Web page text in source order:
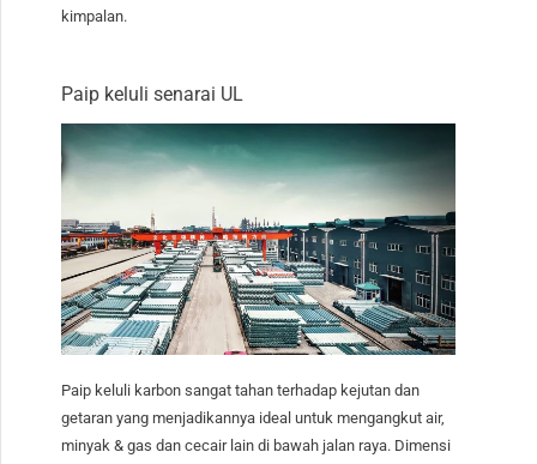
kimpalan.
Paip keluli senarai UL
Paip keluli karbon sangat tahan terhadap kejutan dan
getaran yang menjadikannya ideal untuk mengangkut air,
minyak & gas dan cecair lain di bawah jalan raya. Dimensi